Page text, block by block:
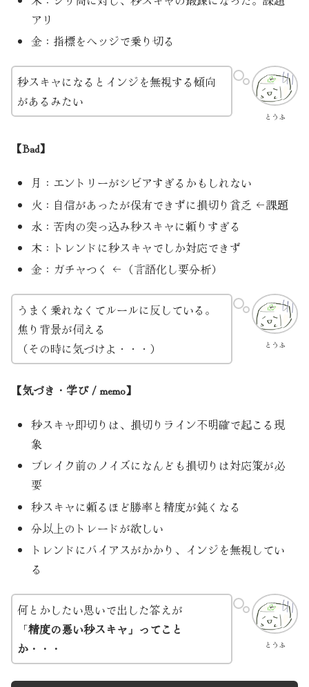
アリ
金：指標をヘッジで乗り切る
とうふ
秒スキャになるとインジを無視する傾向
があるみたい
【Bad】
月：エントリーがシビアすぎるかもしれない
火：自信があったが保有できずに損切り貧乏 ←課題
水：苦肉の突っ込み秒スキャに頼りすぎる
木：トレンドに秒スキャでしか対応できず
金：ガチャつく ←（言語化し要分析）
とうふ
うまく乗れなくてルールに反している。
焦り背景が伺える
（その時に気づけよ・・・）
【気づき・学び / memo】
秒スキャ即切りは、損切りライン不明確で起こる現
象
ブレイク前のノイズになんども損切りは対応策が必
要
秒スキャに頼るほど勝率と精度が鈍くなる
分以上のトレードが欲しい
トレンドにバイアスがかかり、インジを無視してい
る
とうふ
何とかしたい思いで出した答えが
「精度の悪い秒スキャ」ってこと
か・・・